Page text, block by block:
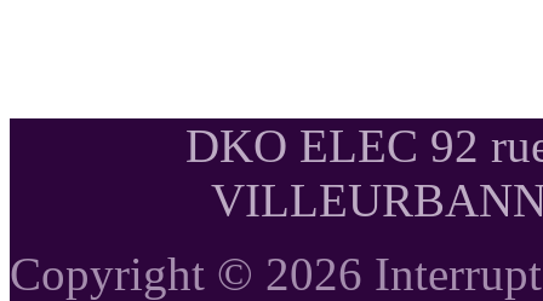
DKO ELEC 92
Copyright © 2026